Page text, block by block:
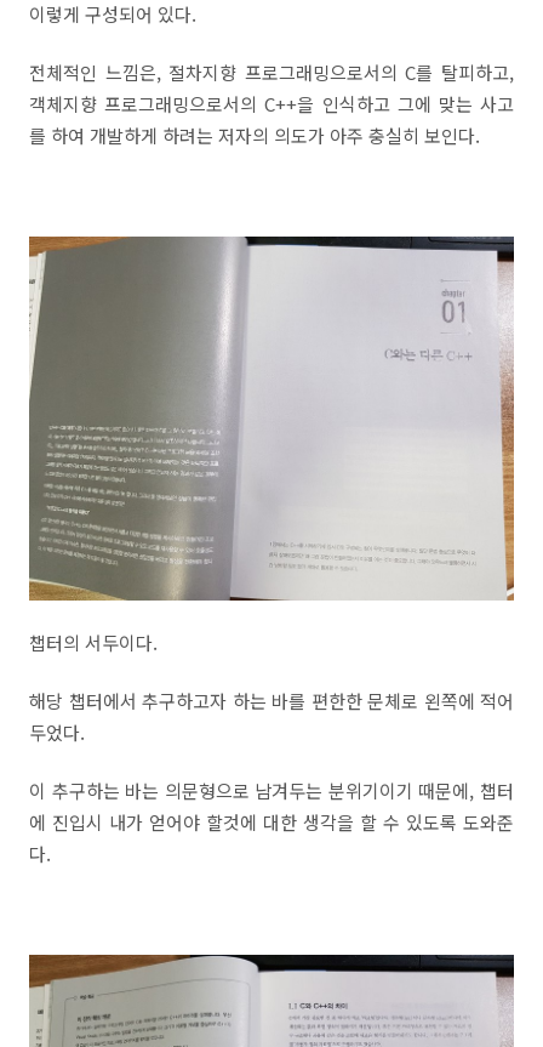
이렇게 구성되어 있다.
전체적인 느낌은, 절차지향 프로그래밍으로서의 C를 탈피하고,
객체지향 프로그래밍으로서의 C++을 인식하고 그에 맞는 사고
를 하여 개발하게 하려는 저자의 의도가 아주 충실히 보인다.
챕터의 서두이다.
해당 챕터에서 추구하고자 하는 바를 편한한 문체로 왼쪽에 적어
두었다.
이 추구하는 바는 의문형으로 남겨두는 분위기이기 때문에, 챕터
에 진입시 내가 얻어야 할것에 대한 생각을 할 수 있도록 도와준
다.